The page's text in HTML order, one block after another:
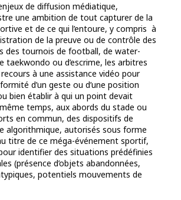
de diffusion médiatique,
une ambition de tout capturer de la
et de ce qui l’entoure, y compris à
de la preuve ou de contrôle des
des tournois de football, de water-
taekwondo ou d’escrime, les arbitres
à une assistance vidéo pour
d’un geste ou d’une position
bien établir à qui un point devait
temps, aux abords du stade ou
en commun, des dispositifs de
algorithmique, autorisés sous forme
titre de ce méga-événement sportif,
identifier des situations prédéfinies
(présence d’objets abandonnées,
potentiels mouvements de